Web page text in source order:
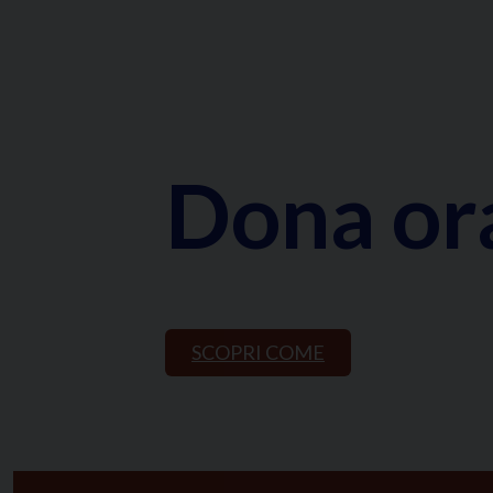
Dona
SCOPRI COME